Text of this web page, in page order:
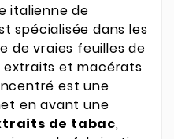
italienne de
spécialisée dans les
de vraies feuilles de
et macérats
est une
en avant une
de tabac,